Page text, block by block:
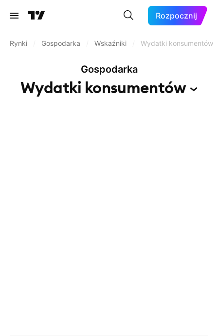
Rozpocznij
Rynki Gospodarka Wskaźniki Wydatki konsumentów
Gospodarka
Wydatki konsumentów